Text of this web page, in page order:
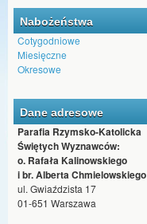
Nabożeństwa
Cotygodniowe
Miesięczne
Okresowe
Dane adresowe
Parafia Rzymsko-Katolicka
Świętych Wyznawców:
o. Rafała Kalinowskiego
i br. Alberta Chmielowskiego
ul. Gwiaździsta 17
01-651 Warszawa